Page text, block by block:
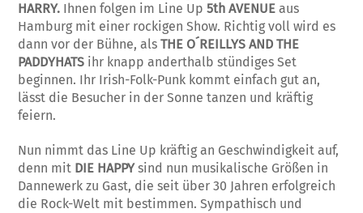
HARRY. Ihnen folgen im Line Up5th AVENUE aus
Hamburg mit einer rockigen Show. Richtig voll wird es
dann vor der Bühne, alsTHE O´REILLYS AND THE
PADDYHATS ihr knapp anderthalb stündiges Set
beginnen. Ihr Irish-Folk-Punk kommt einfach gut an,
lässt die Besucher in der Sonne tanzen und kräftig
feiern.
Nun nimmt das Line Up kräftig an Geschwindigkeit auf,
denn mit DIE HAPPYsind nun musikalische Größen in
Dannewerk zu Gast, die seit über 30 Jahren erfolgreich
die Rock-Welt mit bestimmen. Sympathisch und